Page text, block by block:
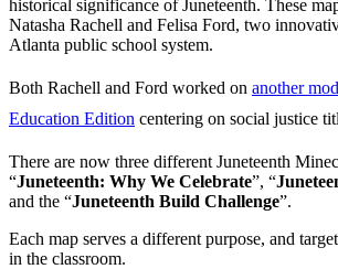
historical significance of Juneteenth. These
Natasha Rachell and Felisa Ford, two
Atlanta public school system.
Both Rachell and Ford worked on another
Education Edition centering on social justice
There are now three different Juneteenth
“Juneteenth: Why We Celebrate”, “
and the “Juneteenth Build Challenge”.
Each map serves a different purpose, and
in the classroom.